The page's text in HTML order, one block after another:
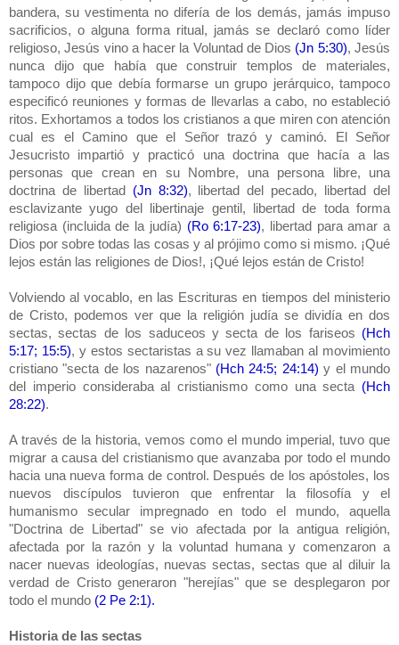
bandera, su vestimenta no difería de los demás, jamás impuso
sacrificios, o alguna forma ritual, jamás se declaró como líder
religioso, Jesús vino a hacer la Voluntad de Dios (Jn 5:30), Jesús
nunca dijo que había que construir templos de materiales,
tampoco dijo que debía formarse un grupo jerárquico, tampoco
especificó reuniones y formas de llevarlas a cabo, no estableció
ritos. Exhortamos a todos los cristianos a que miren con atención
cual es el Camino que el Señor trazó y caminó. El Señor
Jesucristo impartió y practicó una doctrina que hacía a las
personas que crean en su Nombre, una persona libre, una
doctrina de libertad (Jn 8:32), libertad del pecado, libertad del
esclavizante yugo del libertinaje gentil, libertad de toda forma
religiosa (incluida de la judía) (Ro 6:17-23), libertad para amar a
Dios por sobre todas las cosas y al prójimo como si mismo. ¡Qué
lejos están las religiones de Dios!, ¡Qué lejos están de Cristo!
Volviendo al vocablo, en las Escrituras en tiempos del ministerio
de Cristo, podemos ver que la religión judía se dividía en dos
sectas, sectas de los saduceos y secta de los fariseos (Hch
5:17; 15:5), y estos sectaristas a su vez llamaban al movimiento
cristiano "secta de los nazarenos" (Hch 24:5; 24:14) y el mundo
del imperio consideraba al cristianismo como una secta (Hch
28:22).
A través de la historia, vemos como el mundo imperial, tuvo que
migrar a causa del cristianismo que avanzaba por todo el mundo
hacia una nueva forma de control. Después de los apóstoles, los
nuevos discípulos tuvieron que enfrentar la filosofía y el
humanismo secular impregnado en todo el mundo, aquella
"Doctrina de Libertad" se vio afectada por la antigua religión,
afectada por la razón y la voluntad humana y comenzaron a
nacer nuevas ideologías, nuevas sectas, sectas que al diluir la
verdad de Cristo generaron "herejías" que se desplegaron por
todo el mundo (2 Pe 2:1).
Historia de las sectas